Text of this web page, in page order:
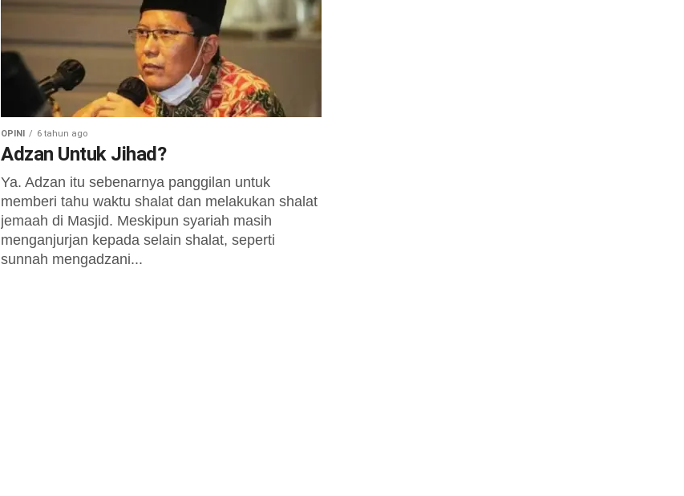
OPINI 6 tahun ago
Adzan Untuk Jihad?
Ya. Adzan itu sebenarnya panggilan untuk
memberi tahu waktu shalat dan melakukan shalat
jemaah di Masjid. Meskipun syariah masih
menganjurjan kepada selain shalat, seperti
sunnah mengadzani...